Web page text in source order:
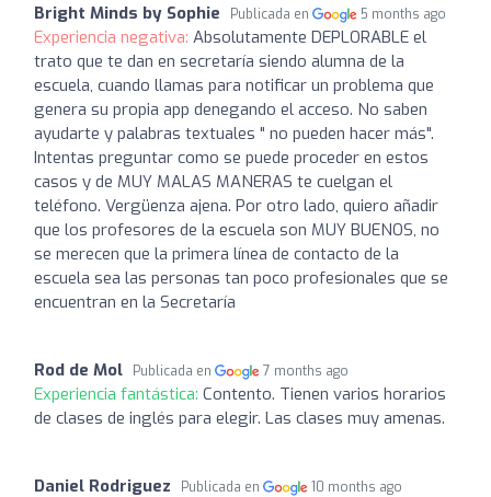
Bright Minds by Sophie Publicada en 5 months ago
Experiencia negativa: Absolutamente DEPLORABLE el
trato que te dan en secretaría siendo alumna de la
escuela, cuando llamas para notificar un problema que
genera su propia app denegando el acceso. No saben
ayudarte y palabras textuales " no pueden hacer más".
Intentas preguntar como se puede proceder en estos
casos y de MUY MALAS MANERAS te cuelgan el
teléfono. Vergüenza ajena. Por otro lado, quiero añadir
que los profesores de la escuela son MUY BUENOS, no
se merecen que la primera línea de contacto de la
escuela sea las personas tan poco profesionales que se
encuentran en la Secretaría
Rod de Mol Publicada en 7 months ago
Experiencia fantástica: Contento. Tienen varios horarios
de clases de inglés para elegir. Las clases muy amenas.
Daniel Rodriguez Publicada en 10 months ago